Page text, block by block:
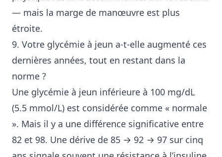
— mais la marge de manœuvre est plus
étroite.
9. Votre glycémie à jeun a-t-elle augmenté ces
dernières années, tout en restant dans la
norme ?
Une glycémie à jeun inférieure à 100 mg/dL
(5.5 mmol/L) est considérée comme « normale
». Mais il y a une différence significative entre
82 et 98. Une dérive de 85 → 92 → 97 sur cinq